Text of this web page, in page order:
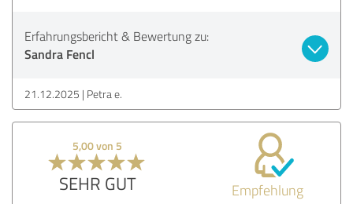
Erfahrungsbericht & Bewertung zu:
Sandra Fencl
21.12.2025 Petra e.
5,00 von 5
SEHR GUT Empfehlung